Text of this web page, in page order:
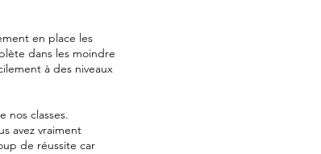
en place les
dans les moindre
à des niveaux
nos classes.
avez vraiment
de réussite car